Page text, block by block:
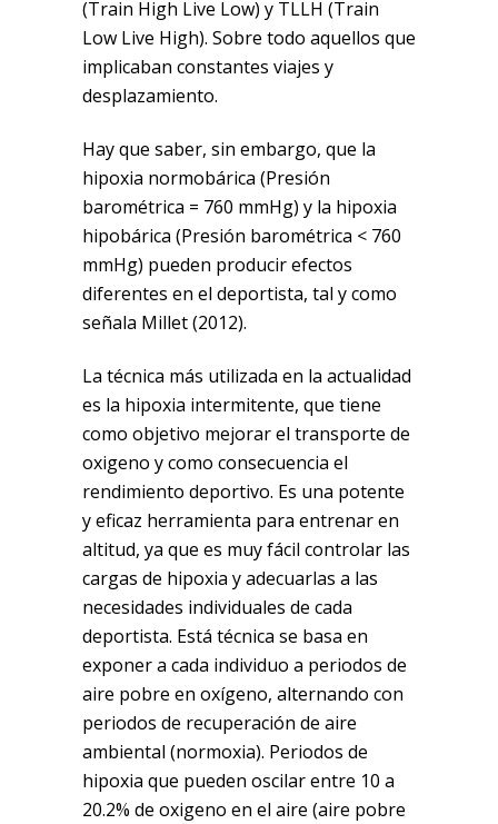
(Train High Live Low) y TLLH (Train
Low Live High). Sobre todo aquellos que
implicaban constantes viajes y
desplazamiento.
Hay que saber, sin embargo, que la
hipoxia normobárica (Presión
barométrica = 760 mmHg) y la hipoxia
hipobárica (Presión barométrica < 760
mmHg) pueden producir efectos
diferentes en el deportista, tal y como
señala Millet (2012).
La técnica más utilizada en la actualidad
es la hipoxia intermitente, que tiene
como objetivo mejorar el transporte de
oxigeno y como consecuencia el
rendimiento deportivo. Es una potente
y eficaz herramienta para entrenar en
altitud, ya que es muy fácil controlar las
cargas de hipoxia y adecuarlas a las
necesidades individuales de cada
deportista. Está técnica se basa en
exponer a cada individuo a periodos de
aire pobre en oxígeno, alternando con
periodos de recuperación de aire
ambiental (normoxia). Periodos de
hipoxia que pueden oscilar entre 10 a
20.2% de oxigeno en el aire (aire pobre